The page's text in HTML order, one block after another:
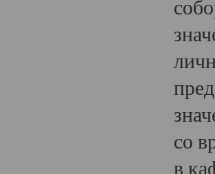
со
в